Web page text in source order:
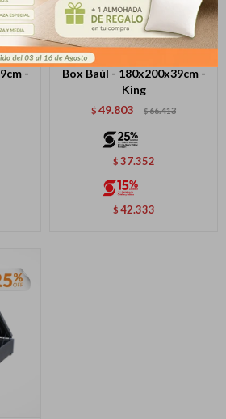
-
Box Baúl - 180x200x39cm -
King
$ 49.803 $66.413
$ 37.352
$ 42.333
Mes Año
preferidos
Después como metodo de
crediticia. El monto disponible
variar por comercio
contactanos en